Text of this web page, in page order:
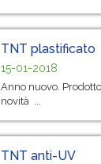
TNT plastificato
15-01-2018
Anno nuovo.
novità ...
TNT anti-UV